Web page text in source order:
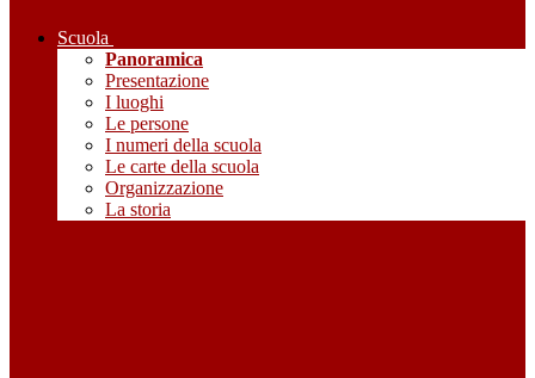
Scuola
Panoramica
Presentazione
I luoghi
Le persone
I numeri della scuola
Le carte della scuola
Organizzazione
La storia